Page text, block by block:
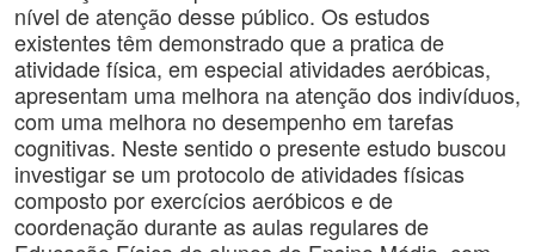
nível de atenção desse público. Os estudos
existentes têm demonstrado que a pratica de
atividade física, em especial atividades aeróbicas,
apresentam uma melhora na atenção dos indivíduos,
com uma melhora no desempenho em tarefas
cognitivas. Neste sentido o presente estudo buscou
investigar se um protocolo de atividades físicas
composto por exercícios aeróbicos e de
coordenação durante as aulas regulares de